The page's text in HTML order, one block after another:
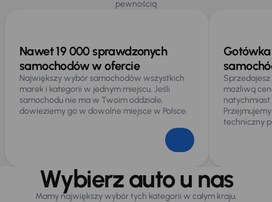
pewnością
Nawet 19 000 sprawdzonych
samochodów w ofercie
Największy wybór samochodów wszystkich
marek i kategorii w jednym miejscu. Jeśli
samochodu nie ma w Twoim oddziale,
dowieziemy go w dowolne miejsce w Polsce.
możliwą
techniczny
Wybierz auto u nas
Mamy największy wybór tych kategorii w całym kraju.